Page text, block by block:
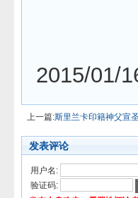
2015/01/
上一篇:斯里兰卡印籍神父宣
发表评论
用户名:
验证码: